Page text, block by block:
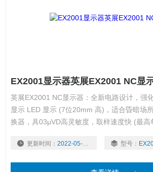
EX2001显示器英展EX2001 NC显
英展EX2001 NC显示器：全新电路设计，强
显示 LED 显示 (7位20mm 高)，适合昏暗场
换器，具03μVD高灵敏度，取样速度快 (最
二阶数字滤波器，可有效抑制现场环境所产
更新时间： 2022-05-25 型号：